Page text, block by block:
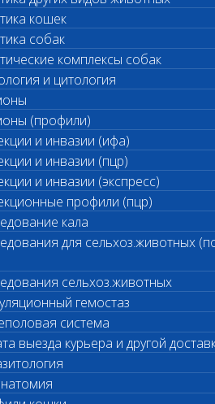
кошек
собак
комплексы собак
и цитология
(профили)
и инвазии (ифа)
и инвазии (пцр)
и инвазии (экспресс)
профили (пцр)
кала
для сельхоз.животных
сельхоз.животных
гемостаз
система
выезда курьера и другой
роль в определении
три аллеля: KB, kbrи ky.
аллель KB, дает запрет на
окраса – Агути (А), и
в зонах
эумеланинового
цвета.
форма, которая
аллелем дикого типа.
предковой для других
Только наличие
k